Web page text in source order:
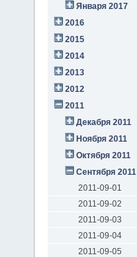
Января 2017
2016
2015
2014
2013
2012
2011
Декабря 2011
Ноября 2011
Октября 2011
Сентября 2011
2011-09-01
2011-09-02
2011-09-03
2011-09-04
2011-09-05